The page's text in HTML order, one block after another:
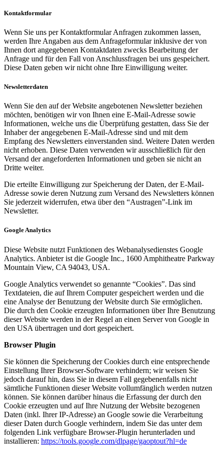
Kontaktformular
Wenn Sie uns per Kontaktformular Anfragen zukommen lassen,
werden Ihre Angaben aus dem Anfrageformular inklusive der von
Ihnen dort angegebenen Kontaktdaten zwecks Bearbeitung der
Anfrage und für den Fall von Anschlussfragen bei uns gespeichert.
Diese Daten geben wir nicht ohne Ihre Einwilligung weiter.
Newsletterdaten
Wenn Sie den auf der Website angebotenen Newsletter beziehen
möchten, benötigen wir von Ihnen eine E-Mail-Adresse sowie
Informationen, welche uns die Überprüfung gestatten, dass Sie der
Inhaber der angegebenen E-Mail-Adresse sind und mit dem
Empfang des Newsletters einverstanden sind. Weitere Daten werden
nicht erhoben. Diese Daten verwenden wir ausschließlich für den
Versand der angeforderten Informationen und geben sie nicht an
Dritte weiter.
Die erteilte Einwilligung zur Speicherung der Daten, der E-Mail-
Adresse sowie deren Nutzung zum Versand des Newsletters können
Sie jederzeit widerrufen, etwa über den “Austragen”-Link im
Newsletter.
Google Analytics
Diese Website nutzt Funktionen des Webanalysedienstes Google
Analytics. Anbieter ist die Google Inc., 1600 Amphitheatre Parkway
Mountain View, CA 94043, USA.
Google Analytics verwendet so genannte “Cookies”. Das sind
Textdateien, die auf Ihrem Computer gespeichert werden und die
eine Analyse der Benutzung der Website durch Sie ermöglichen.
Die durch den Cookie erzeugten Informationen über Ihre Benutzung
dieser Website werden in der Regel an einen Server von Google in
den USA übertragen und dort gespeichert.
Browser Plugin
Sie können die Speicherung der Cookies durch eine entsprechende
Einstellung Ihrer Browser-Software verhindern; wir weisen Sie
jedoch darauf hin, dass Sie in diesem Fall gegebenenfalls nicht
sämtliche Funktionen dieser Website vollumfänglich werden nutzen
können. Sie können darüber hinaus die Erfassung der durch den
Cookie erzeugten und auf Ihre Nutzung der Website bezogenen
Daten (inkl. Ihrer IP-Adresse) an Google sowie die Verarbeitung
dieser Daten durch Google verhindern, indem Sie das unter dem
folgenden Link verfügbare Browser-Plugin herunterladen und
installieren: https://tools.google.com/dlpage/gaoptout?hl=de